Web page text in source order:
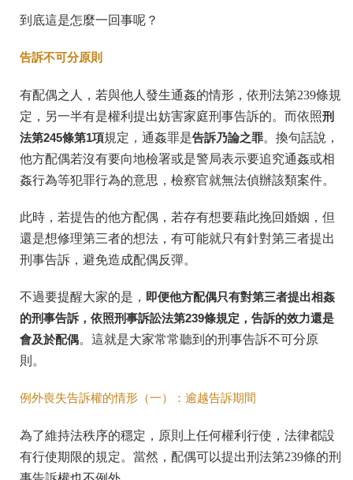
到底這是怎麼一回事呢？
告訴不可分原則
有配偶之人，若與他人發生通姦的情形，依刑法第239條規
定，另一半有是權利提出妨害家庭刑事告訴的。而依照刑
法第245條第1項規定，通姦罪是告訴乃論之罪。換句話說，
他方配偶若沒有要向地檢署或是警局表示要追究通姦或相
姦行為等犯罪行為的意思，檢察官就無法偵辦該類案件。
此時，若提告的他方配偶，若存有想要藉此挽回婚姻，但
還是想修理第三者的想法，有可能就只有針對第三者提出
刑事告訴，避免造成配偶反彈。
不過要提醒大家的是， 即便他方配偶只有對第三者提出相姦
的刑事告訴，依照刑事訴訟法第239條規定，告訴的效力還是
會及於配偶。這就是大家常常聽到的刑事告訴不可分原
則。
例外喪失告訴權的情形（一）：逾越告訴期間
為了維持法秩序的穩定，原則上任何權利行使，法律都設
有行使期限的規定。當然，配偶可以提出刑法第239條的刑